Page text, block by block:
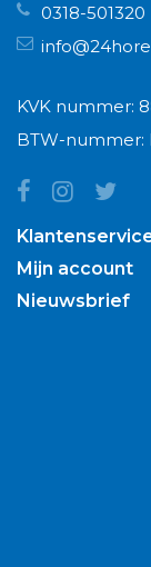
0318-501320
KVK nummer:
BTW-nummer:
Mijn account
Nieuwsbrief